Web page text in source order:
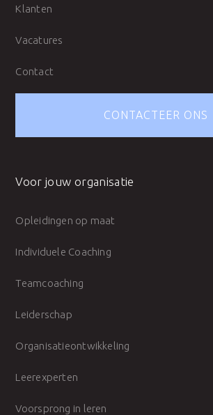
Klanten
Vacatures
Contact
CONTACTEER ONS
Voor jouw organisatie
Opleidingen op maat
Individuele Coaching
Teamcoaching
Leiderschap
Organisatieontwikkeling
Leerexperten
Voorsprong in leren